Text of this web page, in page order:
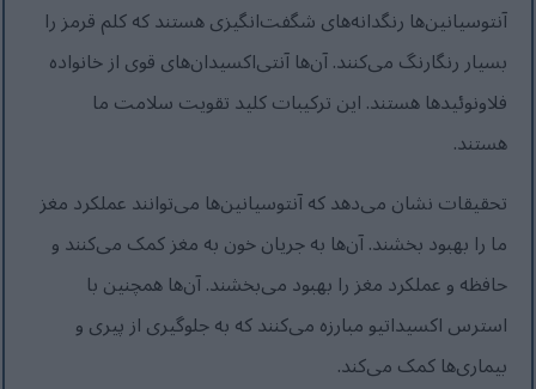
آنتوسیانین‌ها رنگدانه‌های شگفت‌انگیزی هستند که کلم قرمز را
بسیار رنگارنگ می‌کنند. آن‌ها آنتی‌اکسیدان‌های قوی از خانواده
فلاونوئیدها هستند. این ترکیبات کلید تقویت سلامت ما
هستند.
تحقیقات نشان می‌دهد که آنتوسیانین‌ها می‌توانند عملکرد مغز
ما را بهبود بخشند. آن‌ها به جریان خون به مغز کمک می‌کنند و
حافظه و عملکرد مغز را بهبود می‌بخشند. آن‌ها همچنین با
استرس اکسیداتیو مبارزه می‌کنند که به جلوگیری از پیری و
بیماری‌ها کمک می‌کند.